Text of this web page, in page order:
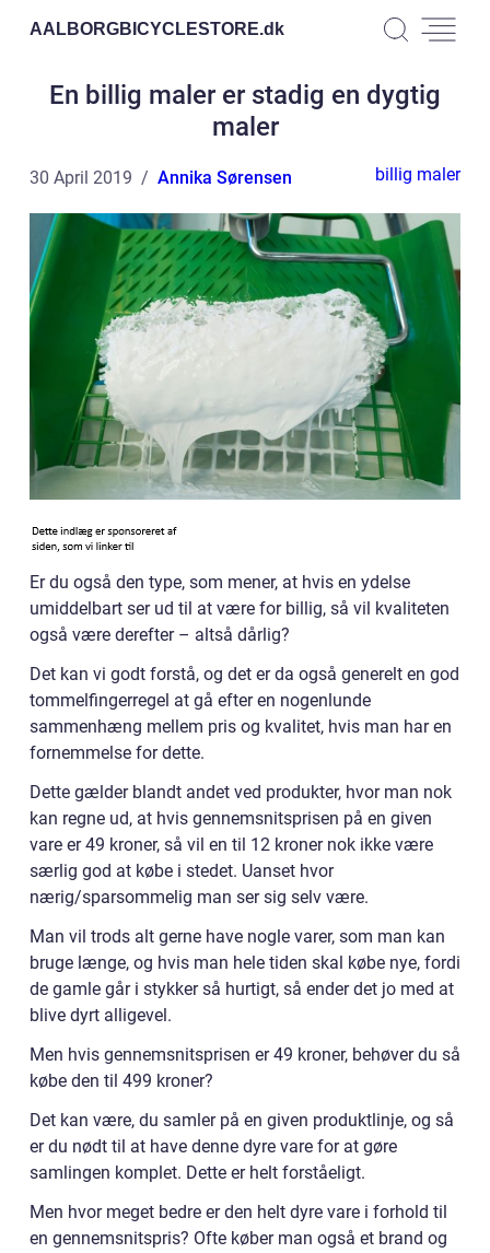
AALBORGBICYCLESTORE.dk
En billig maler er stadig en dygtig
maler
30 April 2019 Annika Sørensen billig maler
Er du også den type, som mener, at hvis en ydelse
umiddelbart ser ud til at være for billig, så vil kvaliteten
også være derefter – altså dårlig?
Det kan vi godt forstå, og det er da også generelt en god
tommelfingerregel at gå efter en nogenlunde
sammenhæng mellem pris og kvalitet, hvis man har en
fornemmelse for dette.
Dette gælder blandt andet ved produkter, hvor man nok
kan regne ud, at hvis gennemsnitsprisen på en given
vare er 49 kroner, så vil en til 12 kroner nok ikke være
særlig god at købe i stedet. Uanset hvor
nærig/sparsommelig man ser sig selv være.
Man vil trods alt gerne have nogle varer, som man kan
bruge længe, og hvis man hele tiden skal købe nye, fordi
de gamle går i stykker så hurtigt, så ender det jo med at
blive dyrt alligevel.
Men hvis gennemsnitsprisen er 49 kroner, behøver du så
købe den til 499 kroner?
Det kan være, du samler på en given produktlinje, og så
er du nødt til at have denne dyre vare for at gøre
samlingen komplet. Dette er helt forståeligt.
Men hvor meget bedre er den helt dyre vare i forhold til
en gennemsnitspris? Ofte køber man også et brand og